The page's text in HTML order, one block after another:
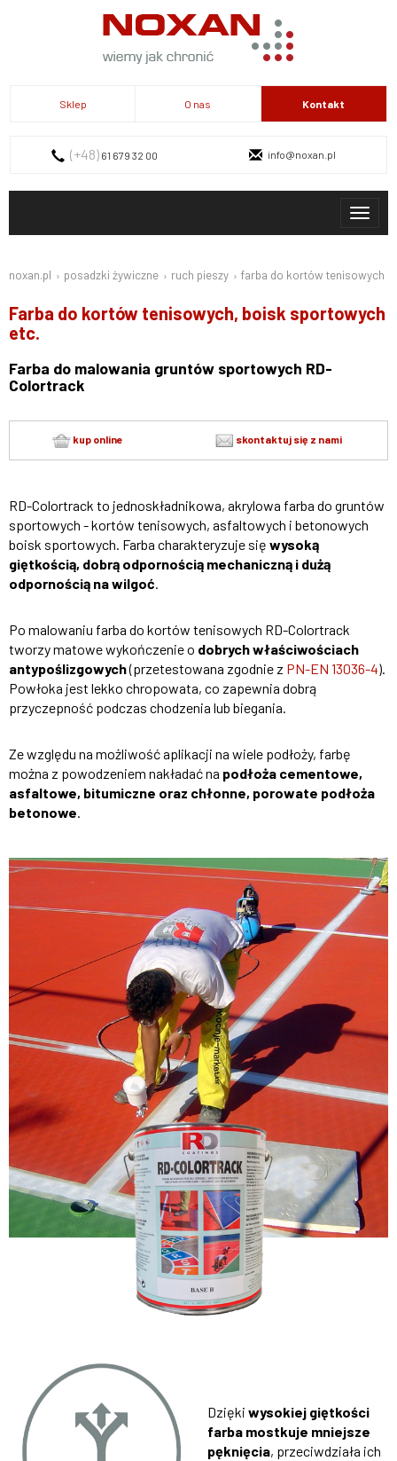
Sklep O nas Kontakt
(+48) 61 679 32 00 info@noxan.pl
Toggle
Kontakt
noxan.pl posadzki żywiczne ruch pieszy farba do kortów tenisowych
Farba do kortów tenisowych, boisk sportowych
etc.
Farba do malowania gruntów sportowych RD-
Colortrack
kup online skontaktuj się z nami
RD-Colortrack to jednoskładnikowa, akrylowa farba do gruntów
sportowych - kortów tenisowych, asfaltowych i betonowych
boisk sportowych. Farba charakteryzuje się wysoką
giętkością, dobrą odpornością mechaniczną i dużą
odpornością na wilgoć.
Po malowaniu farba do kortów tenisowych RD-Colortrack
tworzy matowe wykończenie o dobrych właściwościach
antypoślizgowych(przetestowana zgodnie z PN-EN 13036-4).
Powłoka jest lekko chropowata, co zapewnia dobrą
przyczepność podczas chodzenia lub biegania.
Ze względu na możliwość aplikacji na wiele podłoży, farbę
można z powodzeniem nakładać na podłoża cementowe,
asfaltowe, bitumiczne oraz chłonne, porowate podłoża
betonowe.
Dzięki wysokiej giętkości
farba mostkuje mniejsze
pęknięcia, przeciwdziała ich